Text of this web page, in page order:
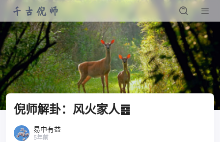
倪师解卦：风火家人䷤
易中有益
5年前